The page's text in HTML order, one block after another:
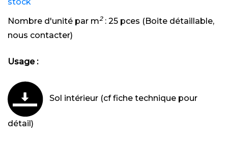
stock
Nombre d'unité par m2: 25 pces (Boite détaillable,
nous contacter)
Usage :
Sol intérieur (cf fiche technique pour
détail)